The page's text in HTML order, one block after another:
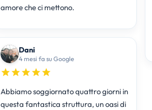
amore che ci mettono.
Dani
4 mesi fa su Google
Abbiamo soggiornato quattro giorni in
questa fantastica struttura, un oasi di